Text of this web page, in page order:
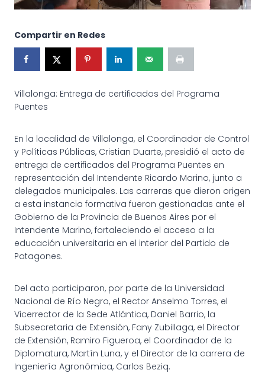
Compartir en Redes
Villalonga: Entrega de certificados del Programa
Puentes
En la localidad de Villalonga, el Coordinador de Control
y Políticas Públicas, Cristian Duarte, presidió el acto de
entrega de certificados del Programa Puentes en
representación del Intendente Ricardo Marino, junto a
delegados municipales. Las carreras que dieron origen
a esta instancia formativa fueron gestionadas ante el
Gobierno de la Provincia de Buenos Aires por el
Intendente Marino, fortaleciendo el acceso a la
educación universitaria en el interior del Partido de
Patagones.
Del acto participaron, por parte de la Universidad
Nacional de Río Negro, el Rector Anselmo Torres, el
Vicerrector de la Sede Atlántica, Daniel Barrio, la
Subsecretaria de Extensión, Fany Zubillaga, el Director
de Extensión, Ramiro Figueroa, el Coordinador de la
Diplomatura, Martín Luna, y el Director de la carrera de
Ingeniería Agronómica, Carlos Beziq.